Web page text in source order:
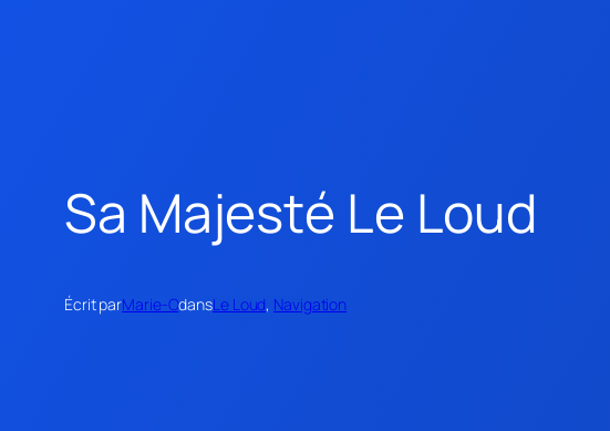
Sa Majesté Le Loud
Écrit parMarie-OdansLe Loud, Navigation